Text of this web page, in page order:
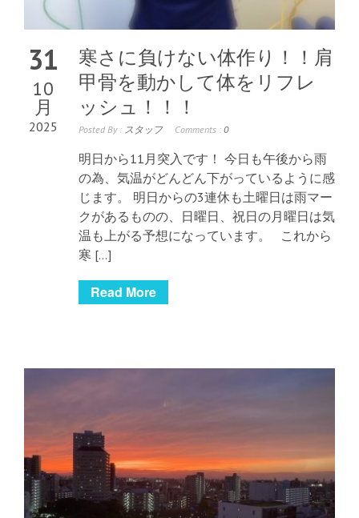
31
10
月
2025
寒さに負けない体作り！！肩
甲骨を動かして体をリフレ
ッシュ！！！
Posted By : スタッフ Comments : 0
明日から11月突入です！ 今日も午後から雨
の為、気温がどんどん下がっているように感
じます。 明日からの3連休も土曜日は雨マー
クがあるものの、日曜日、祝日の月曜日は気
温も上がる予想になっています。 これから
寒 […]
Read More